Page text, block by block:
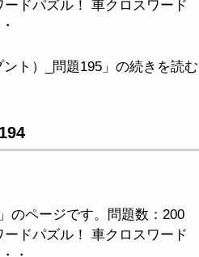
ドパズル！ 車クロスワード
ト）_問題195」の続きを読む
のページです。問題数：200
ドパズル！ 車クロスワード